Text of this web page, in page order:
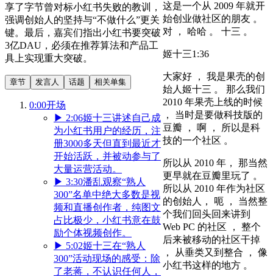
享了字节曾对标小红书失败的教训，
强调创始人的坚持与“不做什么”更关
键。最后，嘉宾们指出小红书要突破
3亿DAU，必须在推荐算法和产品工
具上实现重大突破。
章节 发言人 话题 相关单集
0:00开场
▶ 2:06姬十三讲述自己成
为小红书用户的经历，注
册3000多天但直到最近才
开始活跃，并被动参与了
大量运营活动。
▶ 3:30潘乱观察“熟人
300”名单中绝大多数是视
频和直播创作者，纯图文
占比极少，小红书意在鼓
励个体视频创作。
▶ 5:02姬十三在“熟人
300”活动现场的感受：除
了老蒋，不认识任何人，
这是一个从 2009 年就开
始创业做社区的朋友 。
对 ， 哈哈 。 十三 。
姬十三1:36
大家好 ， 我是果壳的创
始人姬十三 。 那么我们
2010 年果壳上线的时候
， 当时是要做科技版的
豆瓣 ， 啊 ， 所以是科
技的一个社区 。
所以从 2010 年， 那当然
更早就在豆瓣里玩了 。
所以从 2010 年作为社区
的创始人， 呃 ， 当然整
个我们回头回来讲到
Web PC 的社区 ， 整个
后来被移动的社区干掉
， 从垂类又到整合 ， 像
小红书这样的地方 。